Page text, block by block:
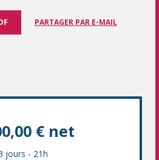
PARTAGER PAR E-MAIL
€ net
jours - 21h